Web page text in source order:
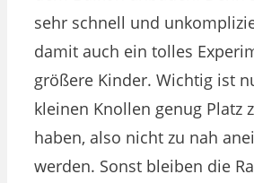
sehr schnell und
damit auch ein tolles
größere Kinder. Wichtig ist
kleinen Knollen genug Platz
haben, also nicht zu nah
werden. Sonst bleiben die